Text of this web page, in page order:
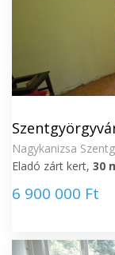
Nagykanizsa
Eladó zárt kert, 30
6 900 000 Ft